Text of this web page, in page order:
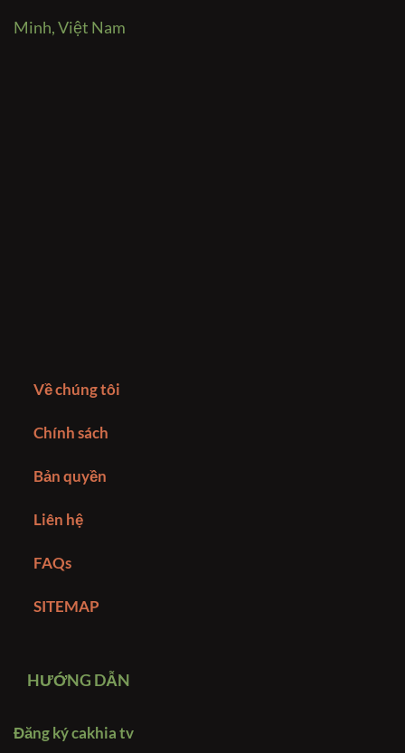
Minh, Việt Nam
Về chúng tôi
Chính sách
Bản quyền
Liên hệ
FAQs
SITEMAP
HƯỚNG DẪN
Đăng ký cakhia tv